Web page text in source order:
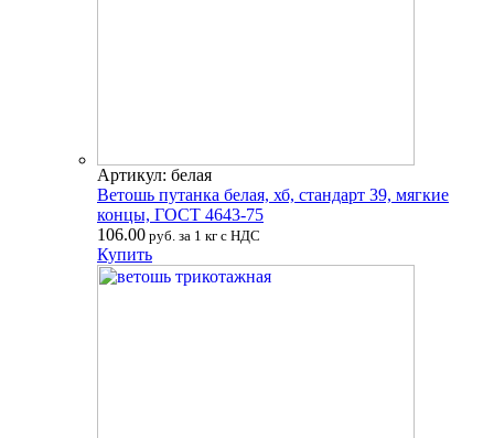
Артикул: белая
Ветошь путанка белая, хб, стандарт 39, мягкие
концы, ГОСТ 4643-75
106.00 руб. за 1 кг с НДС
Купить